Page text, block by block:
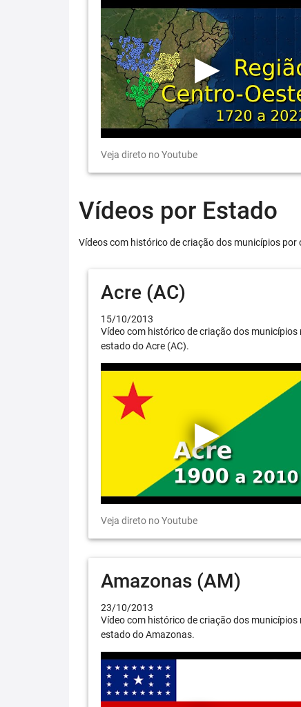
Veja direto no Youtube
Vídeos por Estado
Vídeos com histórico de criação dos municípios por
Acre (AC)
15/10/2013
Vídeo com histórico de criação dos municípios
estado do Acre (AC).
Veja direto no Youtube
Amazonas (AM)
23/10/2013
Vídeo com histórico de criação dos municípios
estado do Amazonas.